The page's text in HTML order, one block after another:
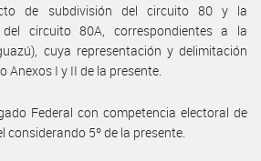
de subdivisión del circuito 80 y la
del circuito 80A, correspondientes a la
cuya representación y delimitación
I y II de la presente.
Federal con competencia electoral de
considerando 5º de la presente.